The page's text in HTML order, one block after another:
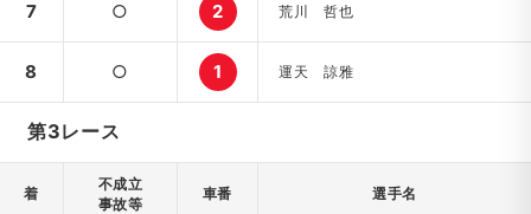
7 ○ 2 荒川 哲也
8 ○ 1 運天 諒雅
第3レース
着
不成立
事故等
車番 選手名